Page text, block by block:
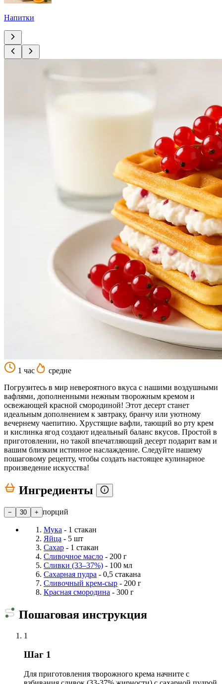
Напитки
1 час
средне
Погрузитесь в мир невероятного вкуса с нашими воздушными
вафлями, дополненными нежным творожным кремом и
освежающей красной смородиной! Этот десерт станет
идеальным дополнением к завтраку, бранчу или уютному
вечернему чаепитию. Хрустящие вафли, тающий во рту крем
и кислинка ягод создают идеальный баланс вкусов. Простой в
приготовлении, но такой впечатляющий десерт подарит вам и
вашим близким истинное наслаждение. Следуйте нашему
пошаговому рецепту, чтобы создать настоящее кулинарное
произведение искусства!
Ингредиенты
− 30 + порций
Мука - 1 стакан
Яйца - 5 шт
Сахар - 1 стакан
Сливочное масло - 200 г
Сливки (33–37%) - 100 мл
Сахарная пудра - 0,5 стакана
Сливочный крем-сыр - 200 г
Красная смородина - 300 г
Пошаговая инструкция
1
Шаг 1
Для приготовления творожного крема начните с